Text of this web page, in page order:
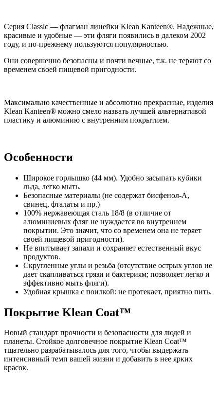
Серия Classic — флагман линейки Klean Kanteen®. Надежные,
красивые и удобные — эти фляги появились в далеком 2002
году, и по-прежнему пользуются популярностью.
Они совершенно безопасны и почти вечные, т.к. не теряют со
временем своей пищевой пригодности.
Максимально качественные и абсолютно прекрасные, изделия
Klean Kanteen® можно смело назвать лучшей альтернативой
пластику и алюминию с внутренним покрытием.
Особенности
Широкое горлышко (44 мм). Удобно засыпать кубики
льда, легко мыть.
Безопасные материалы (не содержат бисфенол-А,
свинец, фталаты и пр.)
100% нержавеющая сталь 18/8 (в отличие от
алюминиевых фляг не нуждается во внутреннем
покрытии. Это значит, что со временем она не теряет
своей пищевой пригодности).
Не впитывает запахи и сохраняет естественный вкус
продуктов.
Скругленные углы и резьба (отсутствие острых углов не
дает скапливаться грязи и бактериям; позволяет легко и
эффективно мыть фляги).
Удобная крышка с поилкой: не протекает, приятно пить.
Покрытие Klean Coat™
Новый стандарт прочности и безопасности для людей и
планеты. Стойкое долговечное покрытие Klean Coat™
тщательно разрабатывалось для того, чтобы выдержать
интенсивный темп вашей жизни и добавить в нее ярких
красок.